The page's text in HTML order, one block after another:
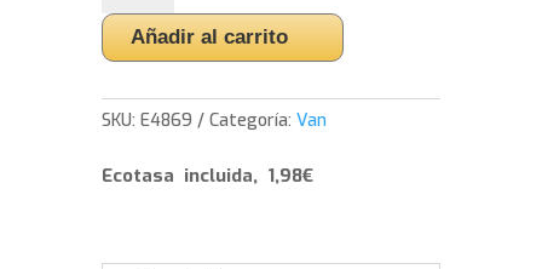
WY01
-
103
cantidad
Añadir al carrito
SKU:E4869 Categoría:Van
Ecotasa incluida, 1,98€